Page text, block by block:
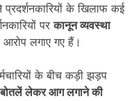
के खिलाफ कई
परकानून व्यवस्था
लगाए गए हैं।
के बीच कड़ी झड़प
लेकर आग लगाने की